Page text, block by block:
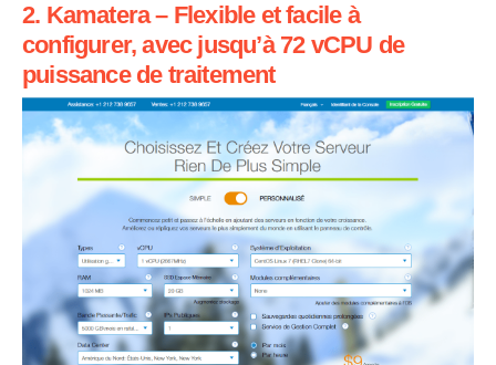
2. Kamatera – Flexible et facile à
configurer, avec jusqu’à 72 vCPU de
puissance de traitement